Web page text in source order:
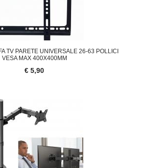
TV PARETE UNIVERSALE 26-63 POLLICI
VESA MAX 400X400MM
€ 5,90